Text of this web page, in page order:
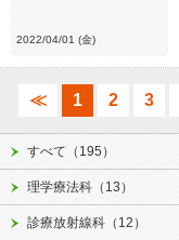
2022/04/01 (金)
≪ 1 2 3
すべて（195）
理学療法科（13）
診療放射線科（12）